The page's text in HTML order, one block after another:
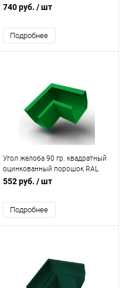
Line Vortex 3000мм RAL 6005
740 руб. / шт
Подробнее
Угол желоба 90 гр. квадратный
оцинкованный порошок RAL
6037
552 руб. / шт
Подробнее